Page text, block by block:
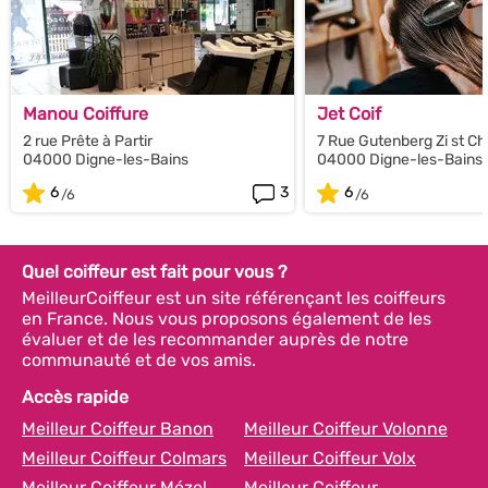
Manou Coiffure
2 rue Prête à Partir
04000 Digne-les-Bains
6
3
Jet Coif
7 Rue Gutenberg Zi st
04000 Digne-les-Bains
6
Quel coiffeur est fait pour vous ?
MeilleurCoiffeur est un site référençant les coiffeurs
en France. Nous vous proposons également de les
évaluer et de les recommander auprès de notre
communauté et de vos amis.
Accès rapide
Meilleur Coiffeur Banon
Meilleur Coiffeur Volonne
Meilleur Coiffeur Colmars
Meilleur Coiffeur Volx